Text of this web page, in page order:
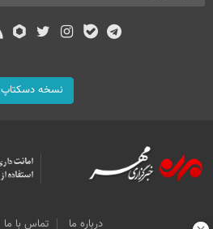
نسخه دسکتاپ
درباره ما تماس با ما